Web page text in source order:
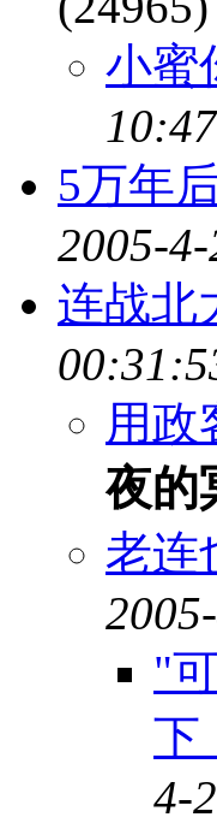
小蜜
5万年
2005-
连战北
用政
夜的
老连
"
下
4-